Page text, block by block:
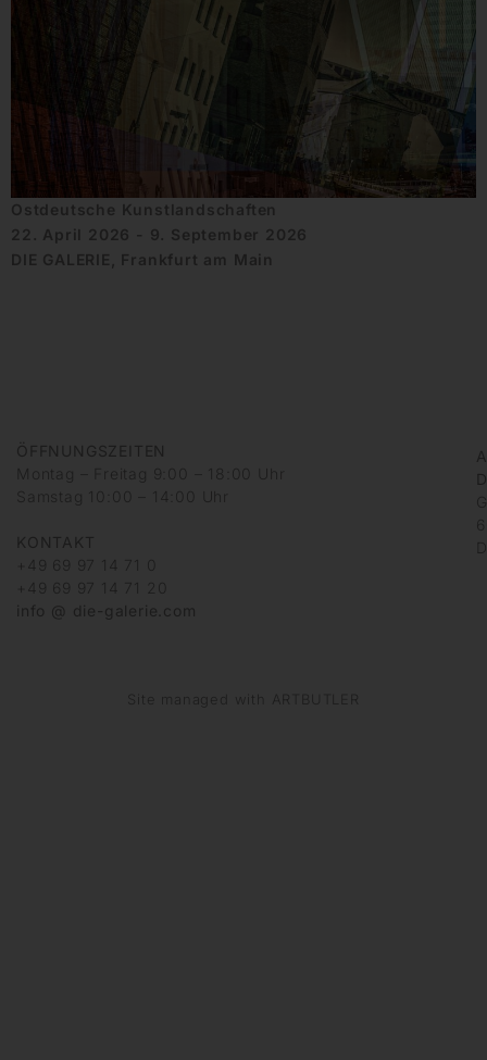
Ostdeutsche Kunstlandschaften
22. April 2026 - 9. September 2026
DIE GALERIE, Frankfurt am Main
ÖFFNUNGSZEITEN
Montag – Freitag 9:00 – 18:00 Uhr
Samstag 10:00 – 14:00 Uhr
KONTAKT
+49 69 97 14 71 0
+49 69 97 14 71 20
info @ die-galerie.com
Site managed with ARTBUTLER